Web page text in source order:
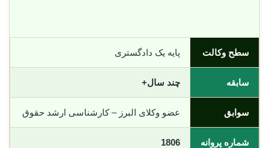
سطح وکالت پایه یک دادگستری
سابقه چند سال+
سوابق عضو وکلای البرز – کارشناسی ارشد حقوق
شماره پروانه 1806